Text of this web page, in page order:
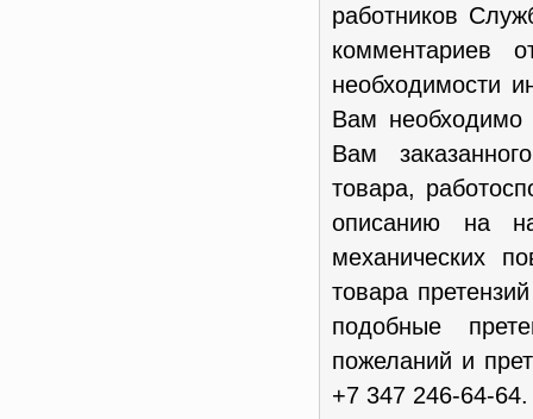
работников
комментариев
необходимости
Вам
Вам
товара,
описанию на
механических
товара
подобные
пожеланий и
+7 347 246-64-64.